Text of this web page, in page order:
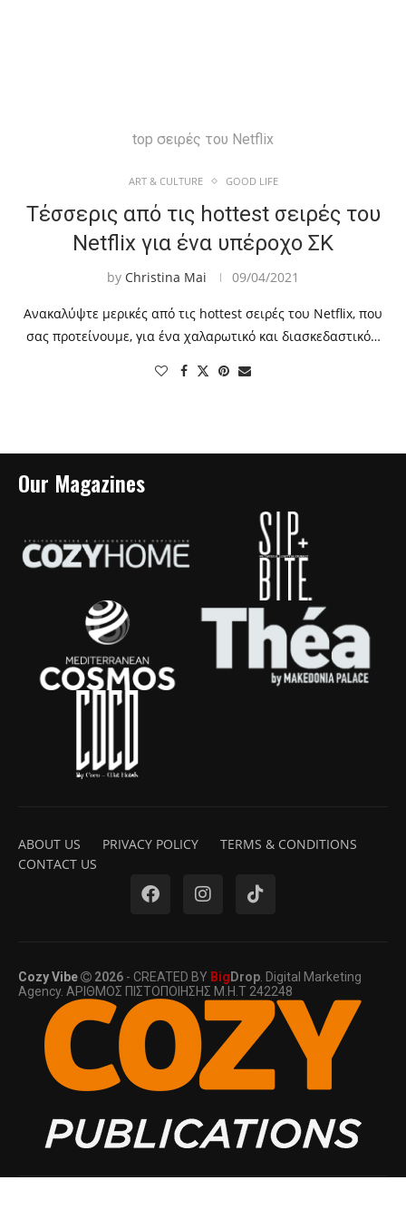
top σειρές του Netflix
ART & CULTURE GOOD LIFE
Τέσσερις από τις hottest σειρές του
Netflix για ένα υπέροχο ΣΚ
by Christina Mai 09/04/2021
Ανακαλύψτε μερικές από τις hottest σειρές του Netflix, που
σας προτείνουμε, για ένα χαλαρωτικό και διασκεδαστικό…
Our Magazines
ABOUT US PRIVACY POLICY
TERMS & CONDITIONS
CONTACT US
Cozy Vibe 2026 - CREATED BY Big Drop . Digital Marketing
Agency. ΑΡΙΘΜΟΣ ΠΙΣΤΟΠΟΙΗΣΗΣ Μ.Η.Τ 242248